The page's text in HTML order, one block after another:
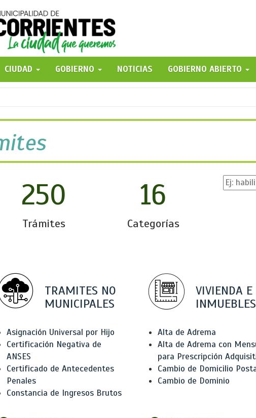
CIUDAD GOBIERNO NOTICIAS GOBIERNO ABIERTO
250
Trámites
16
Categorías
TRAMITES NO
MUNICIPALES
Asignación Universal por Hijo
Certificación Negativa de
ANSES
Certificado de Antecedentes
Penales
Constancia de Ingresos Brutos
VIVIENDA E
INMUEBLES
Alta de Adrema
Alta de Adrema con
para Prescripción
Cambio de Domicilio
Cambio de Dominio